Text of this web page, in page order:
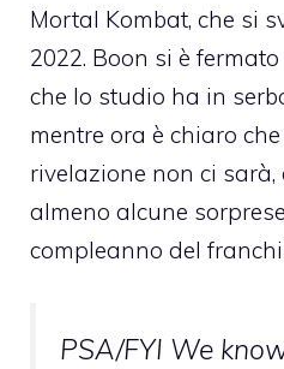
Mortal Kombat, che si
2022. Boon si è
che lo studio ha in
mentre ora è chiaro
rivelazione non ci sarà,
almeno alcune
compleanno del
PSA/FYI We